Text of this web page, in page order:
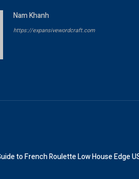
Nam Khanh
https://expansivewordcraft.com
to French Roulette Low House Edge